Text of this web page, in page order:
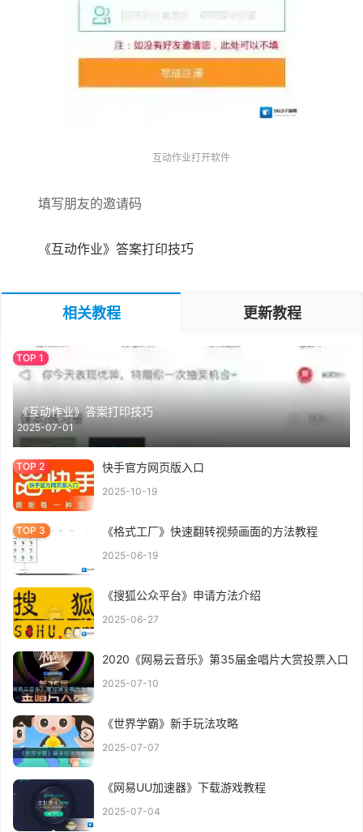
互动作业打开软件
填写朋友的邀请码
《互动作业》答案打印技巧
相关教程 更新教程
《互动作业》答案打印技巧
2025-07-01
快手官方网页版入口
2025-10-19
《格式工厂》快速翻转视频画面的方法教程
2025-06-19
《搜狐公众平台》申请方法介绍
2025-06-27
2020《网易云音乐》第35届金唱片大赏投票入口
2025-07-10
《世界学霸》新手玩法攻略
2025-07-07
《网易UU加速器》下载游戏教程
2025-07-04